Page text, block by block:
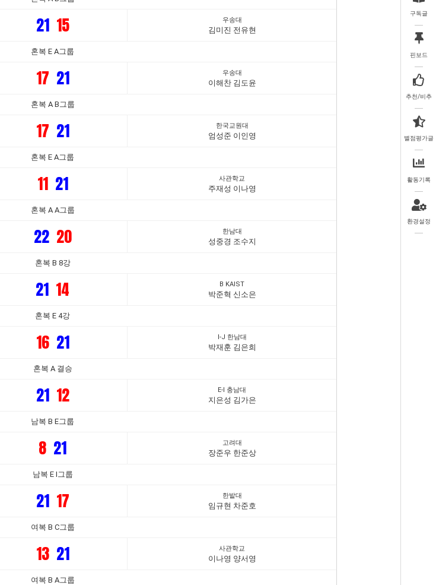
21 15 우송대
김미진 전유현
혼복 E A그룹
17 21 우송대
이해찬 김도윤
혼복 A B그룹
17 21 한국교원대
엄성준 이인영
혼복 E A그룹
11 21 사관학교
주재성 이나영
혼복 A A그룹
22 20 한남대
성중경 조수지
혼복 B 8강
21 14 B KAIST
박준혁 신소은
혼복 E 4강
16 21 I-J 한남대
박재훈 김은희
혼복 A 결승
21 12 E-I 충남대
지은성 김가은
남복 B E그룹
8 21 고려대
장준우 한준상
남복 E I그룹
21 17 한밭대
임규현 차준호
여복 B C그룹
13 21 사관학교
이나영 양서영
여복 B A그룹
구독글
핀보드
추천/비추
별점평가글
활동기록
환경설정